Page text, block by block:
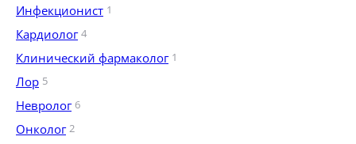
Инфекционист 1
Кардиолог 4
Клинический фармаколог 1
Лор 5
Невролог 6
Онколог 2